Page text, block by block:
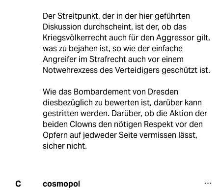
Der Streitpunkt, der in der hier geführten
Diskussion durchscheint, ist der, ob das
Kriegsvölkerrecht auch für den Aggressor gilt,
was zu bejahen ist, so wie der einfache
Angreifer im Strafrecht auch vor einem
Notwehrexzess des Verteidigers geschützt ist.
Wie das Bombardement von Dresden
diesbezüglich zu bewerten ist, darüber kann
gestritten werden. Darüber, ob die Aktion der
beiden Clowns den nötigen Respekt vor den
Opfern auf jedweder Seite vermissen lässt,
sicher nicht.
C cosmopol